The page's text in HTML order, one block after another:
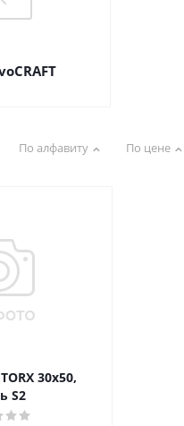
По алфавиту По цене
30х50,
S2